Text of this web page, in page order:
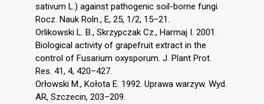
sativum L.) against pathogenic soil-borne fungi.
Rocz. Nauk Roln., E, 25, 1/2, 15–21.
Orlikowski L. B., Skrzypczak Cz., Harmaj I. 2001.
Biological activity of grapefruit extract in the
control of Fusarium oxysporum. J. Plant Prot.
Res. 41, 4, 420–427.
Orłowski M., Kołota E. 1992. Uprawa warzyw. Wyd.
AR, Szczecin, 203–209.